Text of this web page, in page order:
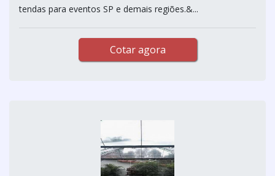
tendas para eventos SP e demais regiões.&...
Cotar agora